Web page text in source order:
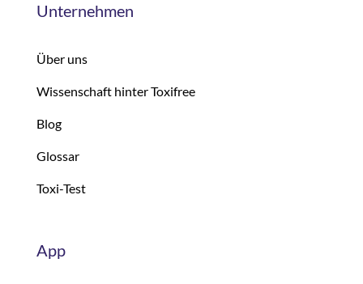
Unternehmen
Über uns
Wissenschaft hinter Toxifree
Blog
Glossar
Toxi-Test
App